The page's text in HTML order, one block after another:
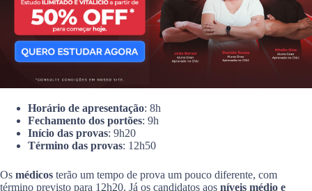
Horário de apresentação: 8h
Fechamento dos portões: 9h
Início das provas: 9h20
Término das provas: 12h50
Os médicos terão um tempo de prova um pouco diferente, com
término previsto para 12h20. Já os candidatos aos níveis médio e